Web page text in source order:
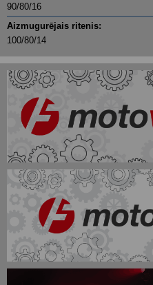
90/80/16
Aizmugurējais ritenis:
100/80/14